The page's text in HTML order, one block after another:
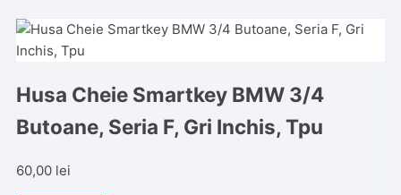
Husa Cheie Smartkey BMW 3/4
Butoane, Seria F, Gri Inchis, Tpu
60,00 lei